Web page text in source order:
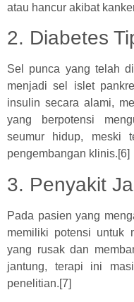
atau hancur akibat
2. Diabetes
Sel punca yang telah
menjadi sel islet
insulin secara alami,
yang berpotensi
seumur hidup, meski
pengembangan klinis.[6]
3. Penyakit
Pada pasien yang
memiliki potensi untuk
yang rusak dan
jantung, terapi ini
penelitian.[7]